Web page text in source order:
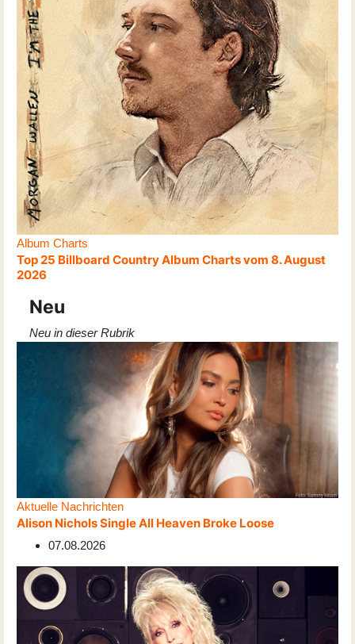
Album Charts
Top 25 Billboard Country Album Charts vom 8. August
2026
Neu
Neu in dieser Rubrik
Aktuelle Nachrichten
Alison Nichols Single All Heaven Broke Loose
07.08.2026